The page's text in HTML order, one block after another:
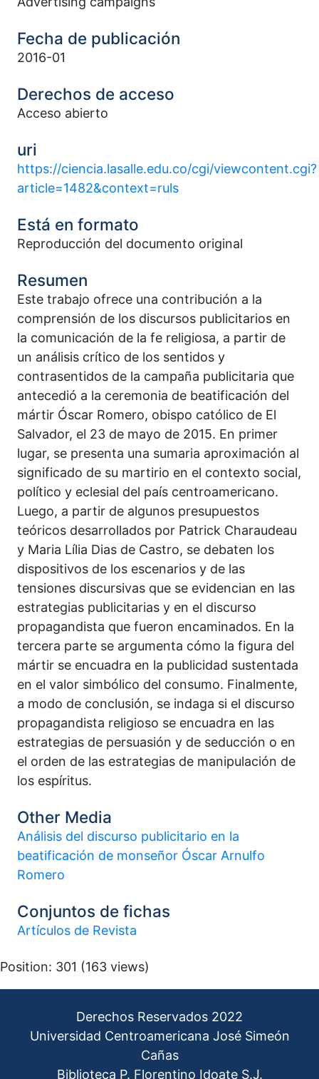
Fecha de publicación
2016-01
Derechos de acceso
Acceso abierto
uri
https://ciencia.lasalle.edu.co/cgi/viewcontent.cgi?
article=1482&context=ruls
Está en formato
Reproducción del documento original
Resumen
Este trabajo ofrece una contribución a la
comprensión de los discursos publicitarios en
la comunicación de la fe religiosa, a partir de
un análisis crítico de los sentidos y
contrasentidos de la campaña publicitaria que
antecedió a la ceremonia de beatificación del
mártir Óscar Romero, obispo católico de El
Salvador, el 23 de mayo de 2015. En primer
lugar, se presenta una sumaria aproximación al
significado de su martirio en el contexto social,
político y eclesial del país centroamericano.
Luego, a partir de algunos presupuestos
teóricos desarrollados por Patrick Charaudeau
y Maria Lília Dias de Castro, se debaten los
dispositivos de los escenarios y de las
tensiones discursivas que se evidencian en las
estrategias publicitarias y en el discurso
propagandista que fueron encaminados. En la
tercera parte se argumenta cómo la figura del
mártir se encuadra en la publicidad sustentada
en el valor simbólico del consumo. Finalmente,
a modo de conclusión, se indaga si el discurso
propagandista religioso se encuadra en las
estrategias de persuasión y de seducción o en
el orden de las estrategias de manipulación de
los espíritus.
Other Media
Análisis del discurso publicitario en la
beatificación de monseñor Óscar Arnulfo
Romero
Conjuntos de fichas
Artículos de Revista
Position: 301 (163 views)
Derechos Reservados 2022
Universidad Centroamericana José Simeón
Cañas
Biblioteca P. Florentino Idoate S.J.